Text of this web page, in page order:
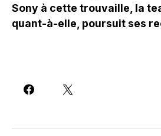
Sony à cette trouvaille, la
quant-à-elle, poursuit ses